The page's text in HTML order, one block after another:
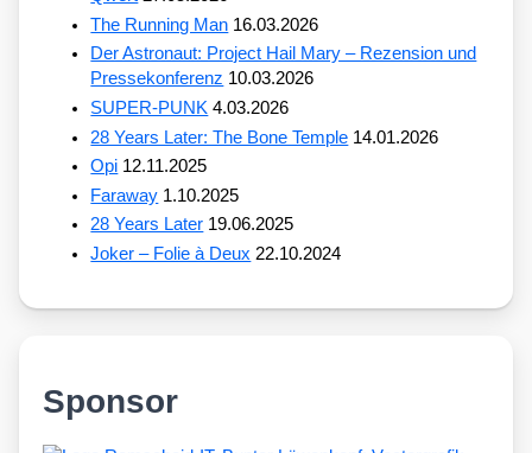
The Running Man 16.03.2026
Der Astronaut: Project Hail Mary – Rezension und
Pressekonferenz 10.03.2026
SUPER-PUNK 4.03.2026
28 Years Later: The Bone Temple 14.01.2026
Opi 12.11.2025
Faraway 1.10.2025
28 Years Later 19.06.2025
Joker – Folie à Deux 22.10.2024
Sponsor